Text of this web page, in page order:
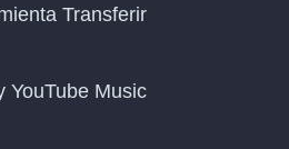
Transferir
YouTube Music